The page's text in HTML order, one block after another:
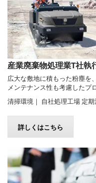
産業廃棄物処理業T社執
広大な敷地に積もった粉塵を
メンテナンス性も考慮したプ
清掃環境｜ 自社処理工場 定
詳しくはこちら